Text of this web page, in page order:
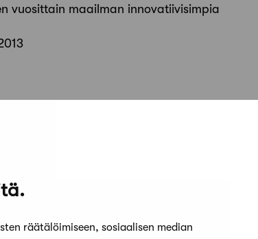
räätälöimiseen, sosiaalisen median
vuosittain maailman innovatiivisimpia